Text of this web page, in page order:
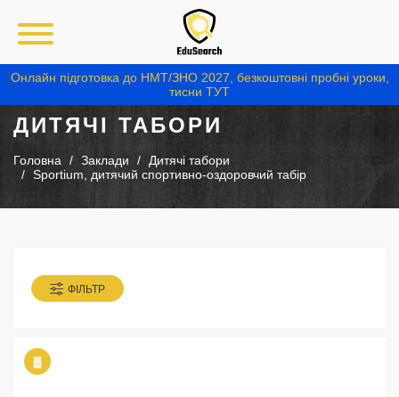
Онлайн підготовка до НМТ/ЗНО 2027, безкоштовні пробні уроки,
тисни ТУТ
ДИТЯЧІ ТАБОРИ
Головна Заклади
Дитячі табори
Sportium, дитячий спортивно-оздоровчий табір
ФІЛЬТР